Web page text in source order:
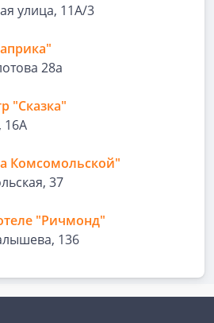
улица, 11А/3
28а
"Сказка"
16А
Комсомольской"
37
"Ричмонд"
136